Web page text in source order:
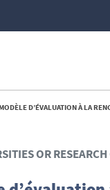
D’ÉVALUATION À LA
OR